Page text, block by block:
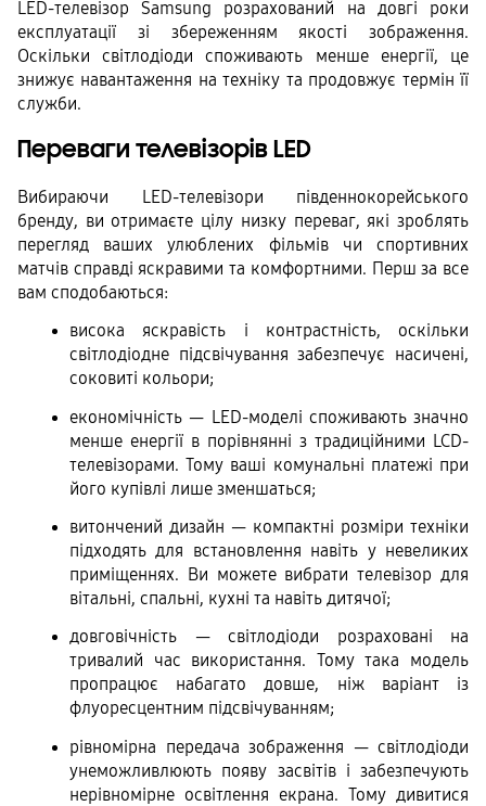
LED-телевізор Samsung розрахований на довгі роки
експлуатації зі збереженням якості зображення.
Оскільки світлодіоди споживають менше енергії, це
знижує навантаження на техніку та продовжує термін її
служби.
Переваги телевізорів LED
Вибираючи LED-телевізори південнокорейського
бренду, ви отримаєте цілу низку переваг, які зроблять
перегляд ваших улюблених фільмів чи спортивних
матчів справді яскравими та комфортними. Перш за все
вам сподобаються:
висока яскравість і контрастність, оскільки
світлодіодне підсвічування забезпечує насичені,
соковиті кольори;
економічність — LED-моделі споживають значно
менше енергії в порівнянні з традиційними LCD-
телевізорами. Тому ваші комунальні платежі при
його купівлі лише зменшаться;
витончений дизайн — компактні розміри техніки
підходять для встановлення навіть у невеликих
приміщеннях. Ви можете вибрати телевізор для
вітальні, спальні, кухні та навіть дитячої;
довговічність — світлодіоди розраховані на
тривалий час використання. Тому така модель
пропрацює набагато довше, ніж варіант із
флуоресцентним підсвічуванням;
рівномірна передача зображення — світлодіоди
унеможливлюють появу засвітів і забезпечують
нерівномірне освітлення екрана. Тому дивитися